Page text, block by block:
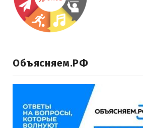
Объясняем.РФ